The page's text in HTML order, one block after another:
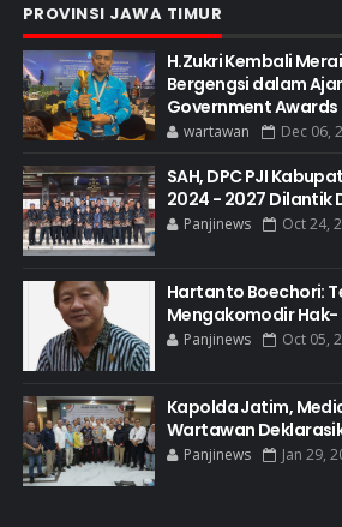
PROVINSI JAWA TIMUR
H.Zukri Kembali
Bergengsi dalam
Government Awards
wartawan Dec 06,
SAH, DPC PJI
2024 - 2027 Dilantik
Panjinews Oct 24,
Hartanto Boechori:
Mengakomodir Hak-
Panjinews Oct 05,
Kapolda Jatim,
Wartawan
Panjinews Jan 29,